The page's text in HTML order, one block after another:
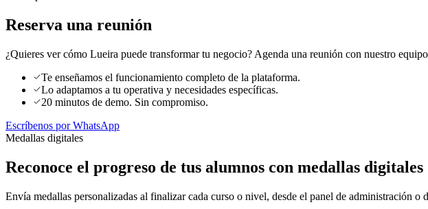
Reserva una reunión
¿Quieres ver cómo Lueira puede transformar tu negocio? Agenda una reunión con nuestro
Te enseñamos el funcionamiento completo de la plataforma.
Lo adaptamos a tu operativa y necesidades específicas.
20 minutos de demo. Sin compromiso.
Escríbenos por WhatsApp
Medallas digitales
Reconoce el progreso de tus alumnos con medallas digitales
Envía medallas personalizadas al finalizar cada curso o nivel, desde el panel de administración o